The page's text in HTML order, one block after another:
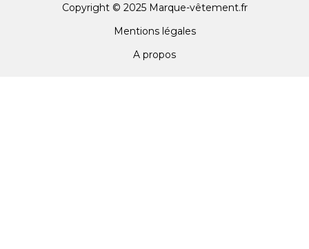
Copyright © 2025 Marque-vêtement.fr
Mentions légales
A propos